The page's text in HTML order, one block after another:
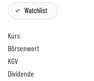
Watchlist
Kurs
Börsenwert
KGV
Dividende